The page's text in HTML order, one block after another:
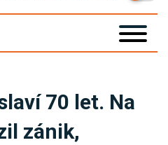
70 let. Na
zánik,